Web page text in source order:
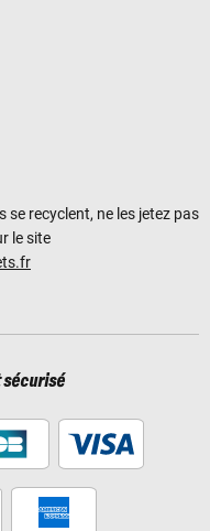
se recyclent, ne les jetez pas
le site
sécurisé